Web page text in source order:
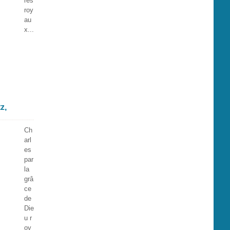
roy
au
x...
Ch
arl
es
par
la
grâ
ce
de
Die
u r
oy